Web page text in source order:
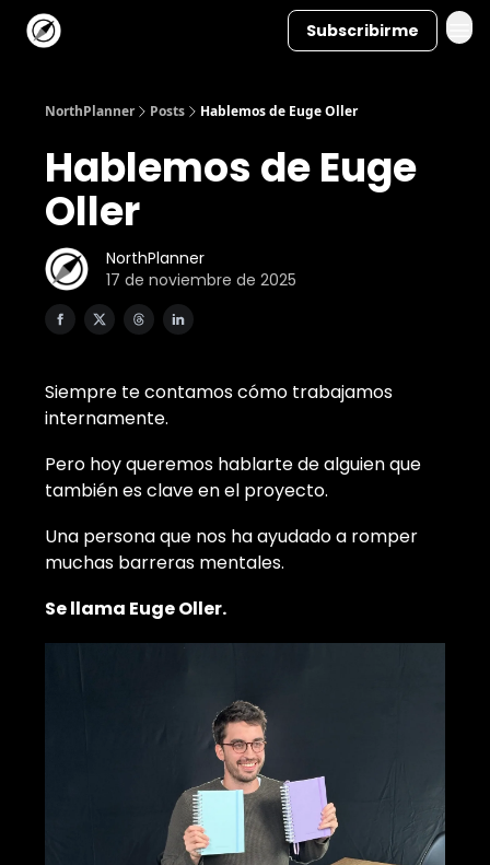
Subscribirme
NorthPlanner Posts Hablemos de Euge Oller
Hablemos de Euge
Oller
NorthPlanner
17 de noviembre de 2025
Siempre te contamos cómo trabajamos
internamente.
Pero hoy queremos hablarte de alguien que
también es clave en el proyecto.
Una persona que nos ha ayudado a romper
muchas barreras mentales.
Se llama Euge Oller.